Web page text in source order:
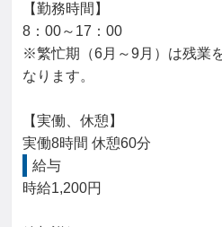
【勤務時間】
8：00～17：00
※繁忙期（6月～9月）は残業
なります。
【実働、休憩】
実働8時間 休憩60分
給与
時給1,200円